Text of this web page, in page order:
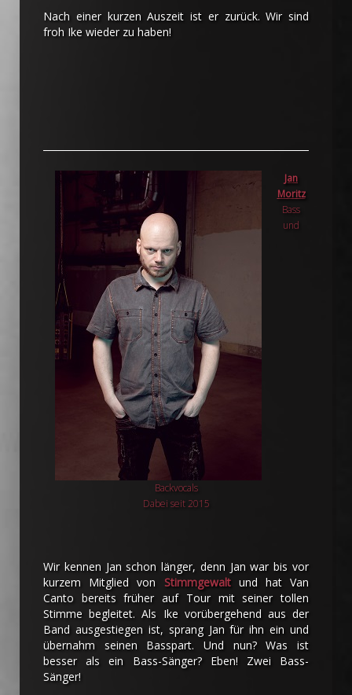
Nach einer kurzen Auszeit ist er zurück. Wir sind
froh Ike wieder zu haben!
Jan
Moritz
Bass
und
Backvocals
Dabei seit 2015
Wir kennen Jan schon länger, denn Jan war bis vor
kurzem Mitglied von Stimmgewaltund hat Van
Canto bereits früher auf Tour mit seiner tollen
Stimme begleitet. Als Ike vorübergehend aus der
Band ausgestiegen ist, sprang Jan für ihn ein und
übernahm seinen Basspart. Und nun? Was ist
besser als ein Bass-Sänger? Eben! Zwei Bass-
Sänger!